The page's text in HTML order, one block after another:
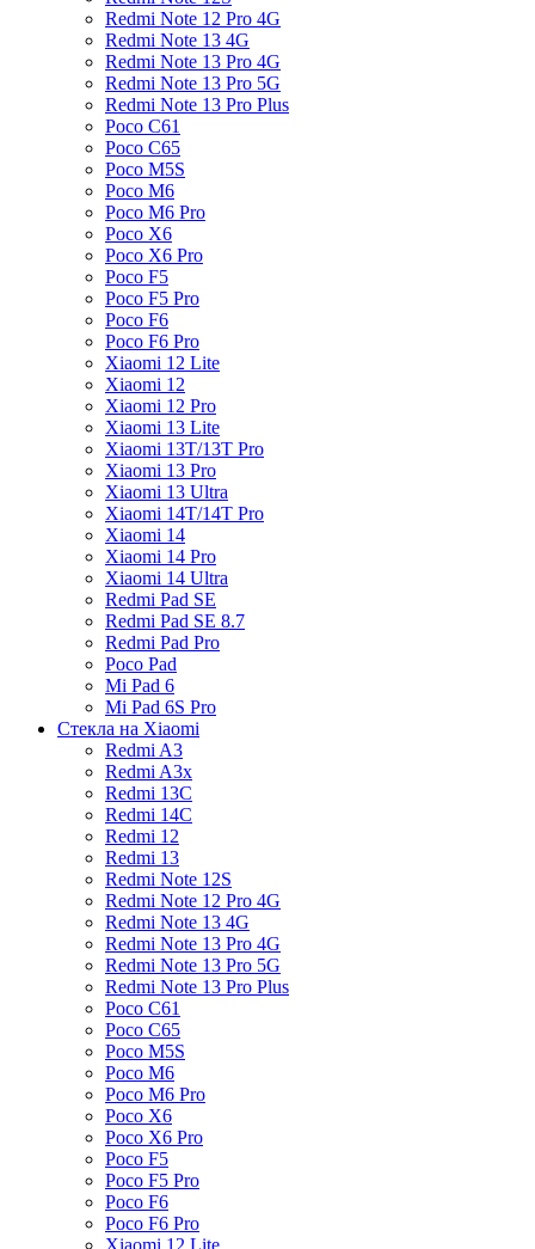
Redmi Note 12 Pro 4G
Redmi Note 13 4G
Redmi Note 13 Pro 4G
Redmi Note 13 Pro 5G
Redmi Note 13 Pro Plus
Poco C61
Poco C65
Poco M5S
Poco M6
Poco M6 Pro
Poco X6
Poco X6 Pro
Poco F5
Poco F5 Pro
Poco F6
Poco F6 Pro
Xiaomi 12 Lite
Xiaomi 12
Xiaomi 12 Pro
Xiaomi 13 Lite
Xiaomi 13T/13T Pro
Xiaomi 13 Pro
Xiaomi 13 Ultra
Xiaomi 14T/14T Pro
Xiaomi 14
Xiaomi 14 Pro
Xiaomi 14 Ultra
Redmi Pad SE
Redmi Pad SE 8.7
Redmi Pad Pro
Poco Pad
Mi Pad 6
Mi Pad 6S Pro
Стекла на Xiaomi
Redmi A3
Redmi A3x
Redmi 13C
Redmi 14C
Redmi 12
Redmi 13
Redmi Note 12S
Redmi Note 12 Pro 4G
Redmi Note 13 4G
Redmi Note 13 Pro 4G
Redmi Note 13 Pro 5G
Redmi Note 13 Pro Plus
Poco C61
Poco C65
Poco M5S
Poco M6
Poco M6 Pro
Poco X6
Poco X6 Pro
Poco F5
Poco F5 Pro
Poco F6
Poco F6 Pro
Xiaomi 12 Lite